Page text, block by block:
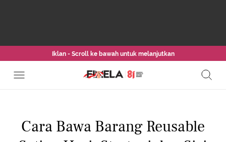
Iklan - Scroll ke bawah untuk melanjutkan
Cara Bawa Barang Reusable